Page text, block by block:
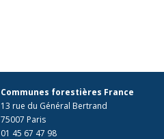
Communes forestières France
13 rue du Général Bertrand
75007 Paris
01 45 67 47 98